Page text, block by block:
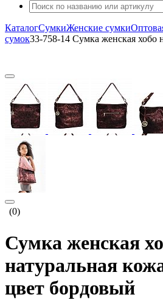
КаталогСумкиЖенские сумки
сумок33-758-14 Сумка женская хобо
(0)
Сумка женская
натуральная
цвет бордовый